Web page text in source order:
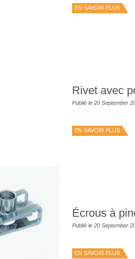
EN SAVOIR PLUS
Rivet avec
Publié le 20 September
EN SAVOIR PLUS
Écrous à
Publié le 20 September
EN SAVOIR PLUS